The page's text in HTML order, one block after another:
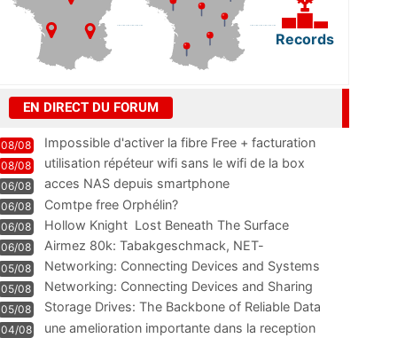
Records
EN DIRECT DU FORUM
08/08
Impossible d'activer la fibre Free + facturation
résiliation
08/08 utilisation répéteur wifi sans le wifi de la box
06/08 acces NAS depuis smartphone
06/08 Comtpe free Orphélin?
06/08 Hollow Knight  Lost Beneath The Surface
06/08
Airmez 80k: Tabakgeschmack, NET-
Technologie und Leistung im
05/08 Networking: Connecting Devices and Systems
05/08
Networking: Connecting Devices and Sharing
Information
05/08
Storage Drives: The Backbone of Reliable Data
Management
04/08
une amelioration importante dans la reception